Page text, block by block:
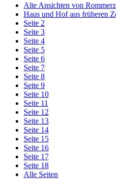
Alte Ansichten von Rommerz
Haus und Hof aus früheren
Seite 2
Seite 3
Seite 4
Seite 5
Seite 6
Seite 7
Seite 8
Seite 9
Seite 10
Seite 11
Seite 12
Seite 13
Seite 14
Seite 15
Seite 16
Seite 17
Seite 18
Alle Seiten